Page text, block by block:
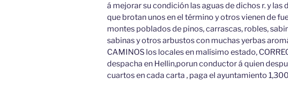
á mejorar su condición las aguas de dichos r. y las
que brotan unos en el término y otros vienen de
montes poblados de pinos, carrascas, robles,
sabinas y otros arbustos con muchas yerbas
CAMINOS los locales en malísimo estado,
despacha en Hellin,porun conductor á quien
cuartos en cada carta , paga el ayuntamiento